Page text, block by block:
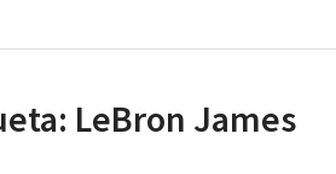
noche
LeBron James